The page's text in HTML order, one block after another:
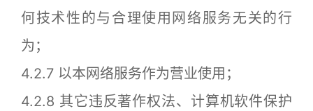
何技术性的与合理使用网络服务无关的行
为；
4.2.7 以本网络服务作为营业使用；
4.2.8 其它违反著作权法、计算机软件保护